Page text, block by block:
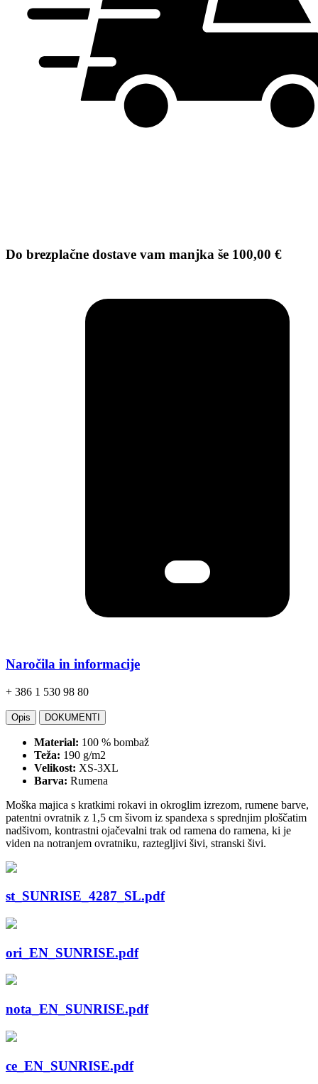
Do brezplačne dostave vam manjka še 100,00 €
Naročila in informacije
+ 386 1 530 98 80
Opis DOKUMENTI
Material: 100 % bombaž
Teža: 190 g/m2
Velikost: XS-3XL
Barva: Rumena
Moška majica s kratkimi rokavi in okroglim izrezom, rumene barve,
patentni ovratnik z 1,5 cm šivom iz spandexa s sprednjim ploščatim
nadšivom, kontrastni ojačevalni trak od ramena do ramena, ki je
viden na notranjem ovratniku, raztegljivi šivi, stranski šivi.
st_SUNRISE_4287_SL.pdf
ori_EN_SUNRISE.pdf
nota_EN_SUNRISE.pdf
ce_EN_SUNRISE.pdf